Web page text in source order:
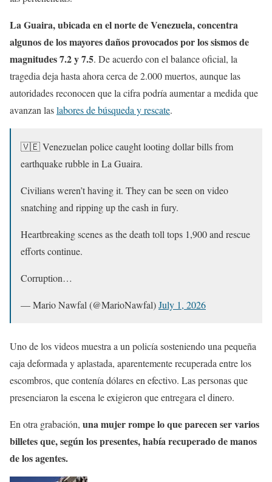
La Guaira, ubicada en el norte de Venezuela, concentra
algunos de los mayores daños provocados por los sismos de
magnitudes 7.2 y 7.5. De acuerdo con el balance oficial, la
tragedia deja hasta ahora cerca de 2.000 muertos, aunque las
autoridades reconocen que la cifra podría aumentar a medida que
avanzan laslabores de búsqueda y rescate.
🇻🇪 Venezuelan police caught looting dollar bills from
earthquake rubble in La Guaira.
Civilians weren’t having it. They can be seen on video
snatching and ripping up the cash in fury.
Heartbreaking scenes as the death toll tops 1,900 and rescue
efforts continue.
Corruption…
— Mario Nawfal (@MarioNawfal)July 1, 2026
Uno de los videos muestra a un policía sosteniendo una pequeña
caja deformada y aplastada, aparentemente recuperada entre los
escombros, que contenía dólares en efectivo. Las personas que
presenciaron la escena le exigieron que entregara el dinero.
En otra grabación, una mujer rompe lo que parecen ser varios
billetes que, según los presentes, había recuperado de manos
de los agentes.